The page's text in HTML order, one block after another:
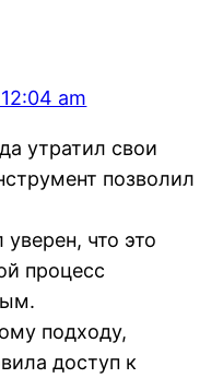
am
утратил свои
позволил
что это
процесс
подходу,
доступ к